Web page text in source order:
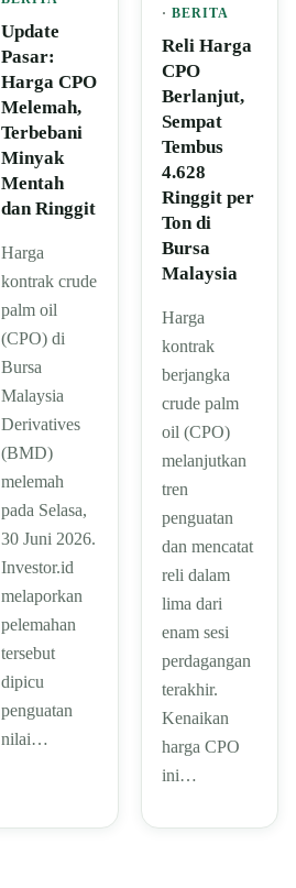
Update
Pasar:
Harga CPO
Melemah,
Terbebani
Minyak
Mentah
dan Ringgit
Harga
kontrak crude
palm oil
(CPO) di
Bursa
Malaysia
Derivatives
(BMD)
melemah
pada Selasa,
30 Juni 2026.
Investor.id
melaporkan
pelemahan
tersebut
dipicu
penguatan
nilai…
· BERITA
Reli Harga
CPO
Berlanjut,
Sempat
Tembus
4.628
Ringgit per
Ton di
Bursa
Malaysia
Harga
kontrak
berjangka
crude palm
oil (CPO)
melanjutkan
tren
penguatan
dan mencatat
reli dalam
lima dari
enam sesi
perdagangan
terakhir.
Kenaikan
harga CPO
ini…